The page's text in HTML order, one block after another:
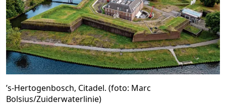
’s-Hertogenbosch, Citadel. (foto: Marc
Bolsius/Zuiderwaterlinie)